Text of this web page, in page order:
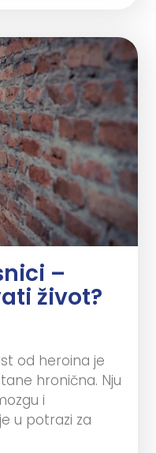
–
život?
od heroina je
hronična. Nju
i
u potrazi za